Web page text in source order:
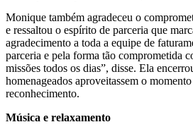
Monique também agradeceu o
e ressaltou o espírito de parceria que
agradecimento a toda a equipe de
parceria e pela forma tão comprometida
missões todos os dias”, disse. Ela
homenageados aproveitassem o
reconhecimento.
Música e relaxamento